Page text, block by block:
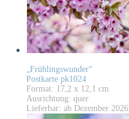
„Frühlingswunder“
Postkarte pk1024
Format: 17,2 x 12,1 cm
Ausrichtung: quer
Lieferbar: ab Dezember 2026